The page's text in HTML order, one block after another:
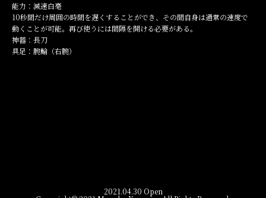
能力：減速白毫
10秒間だけ周囲の時間を遅くすることができ、その間自身は通常の速度で
動くことが可能。再び使うには間隔を開ける必要がある。
神器：長刀
具足：腕輪（右腕）
2021.04.30 Open